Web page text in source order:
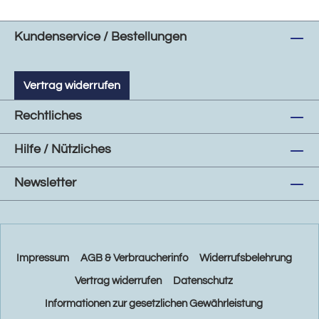
Kundenservice / Bestellungen
Vertrag widerrufen
Rechtliches
Hilfe / Nützliches
Newsletter
Impressum AGB & Verbraucherinfo Widerrufsbelehrung
Vertrag widerrufen Datenschutz
Informationen zur gesetzlichen Gewährleistung